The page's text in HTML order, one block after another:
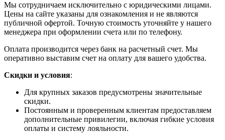
Мы сотрудничаем исключительно с юридическими лицами.
Цены на сайте указаны для ознакомления и не являются
публичной офертой. Точную стоимость уточняйте у нашего
менеджера при оформлении счета или по телефону.
Оплата производится через банк на расчетный счет. Мы
оперативно выставим счет на оплату для вашего удобства.
Скидки и условия:
Для крупных заказов предусмотрены значительные
скидки.
Постоянным и проверенным клиентам предоставляем
дополнительные привилегии, включая гибкие условия
оплаты и систему лояльности.